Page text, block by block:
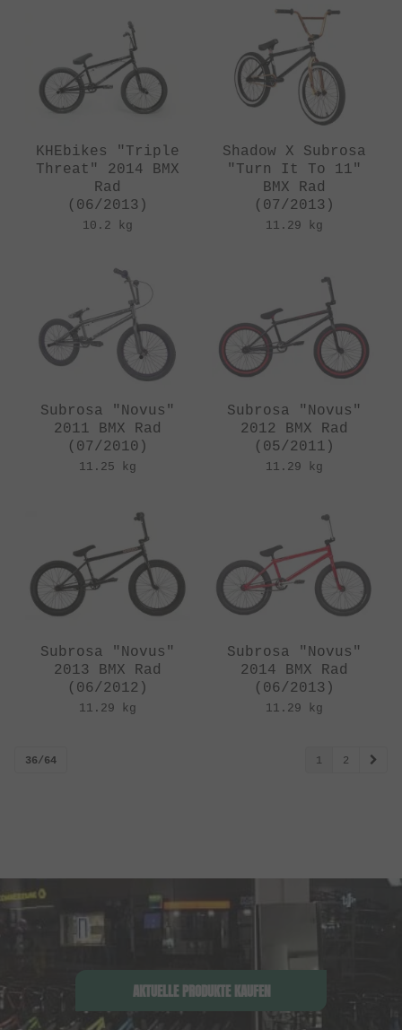
KHEbikes "Triple
Threat" 2014 BMX
Rad
(06/2013)
10.2 kg
Shadow X Subrosa
"Turn It To 11"
BMX Rad
(07/2013)
11.29 kg
Subrosa "Novus"
2011 BMX Rad
(07/2010)
11.25 kg
Subrosa "Novus"
2012 BMX Rad
(05/2011)
11.29 kg
Subrosa "Novus"
2013 BMX Rad
(06/2012)
11.29 kg
Subrosa "Novus"
2014 BMX Rad
(06/2013)
11.29 kg
36/64 1 2
AKTUELLE PRODUKTE KAUFEN